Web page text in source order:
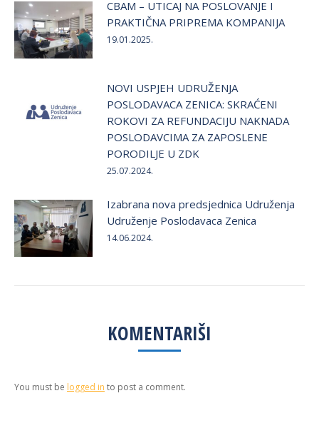
CBAM – UTICAJ NA POSLOVANJE I
PRAKTIČNA PRIPREMA KOMPANIJA
19.01.2025.
NOVI USPJEH UDRUŽENJA
POSLODAVACA ZENICA: SKRAĆENI
ROKOVI ZA REFUNDACIJU NAKNADA
POSLODAVCIMA ZA ZAPOSLENE
PORODILJE U ZDK
25.07.2024.
Izabrana nova predsjednica Udruženja
Udruženje Poslodavaca Zenica
14.06.2024.
KOMENTARIŠI
You must be logged in to post a comment.